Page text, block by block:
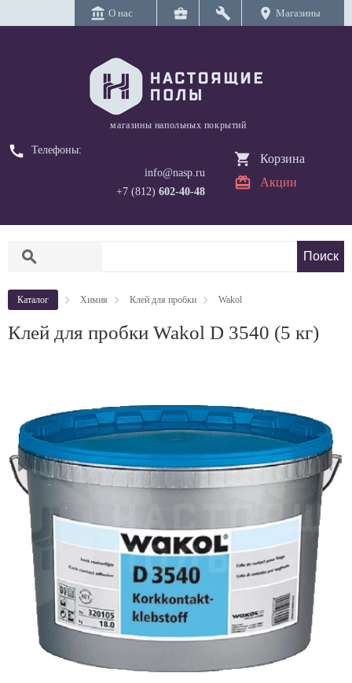
account_balance О нас business_center build location_on Магазины
магазины напольных покрытий
call
Телефоны:
info@nasp.ru
+7 (812) 602-40-48
Корзина
Акции
search
Каталог Химия Клей для пробки Wakol
Клей для пробки Wakol D 3540 (5 кг)